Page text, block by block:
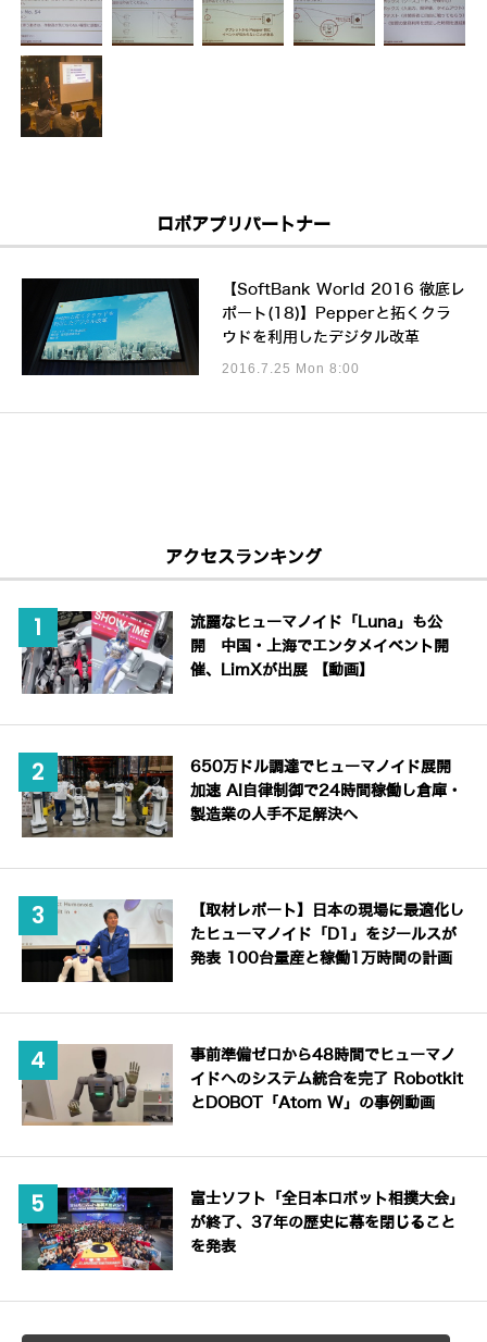
ロボアプリパートナー
【SoftBank World 2016 徹底レ
ポート(18)】Pepperと拓くクラ
ウドを利用したデジタル改革
2016.7.25 Mon 8:00
アクセスランキング
流麗なヒューマノイド「Luna」も公
開 中国・上海でエンタメイベント開
催、LimXが出展 【動画】
650万ドル調達でヒューマノイド展開
加速 AI自律制御で24時間稼働し倉庫・
製造業の人手不足解決へ
【取材レポート】日本の現場に最適化し
たヒューマノイド「D1」をジールスが
発表 100台量産と稼働1万時間の計画
事前準備ゼロから48時間でヒューマノ
イドへのシステム統合を完了 Robotkit
とDOBOT「Atom W」の事例動画
富士ソフト「全日本ロボット相撲大会」
が終了、37年の歴史に幕を閉じること
を発表